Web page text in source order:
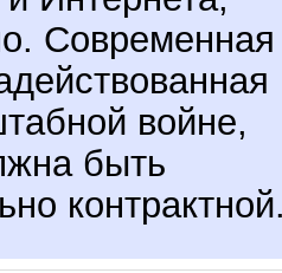
Современная
войне,
быть